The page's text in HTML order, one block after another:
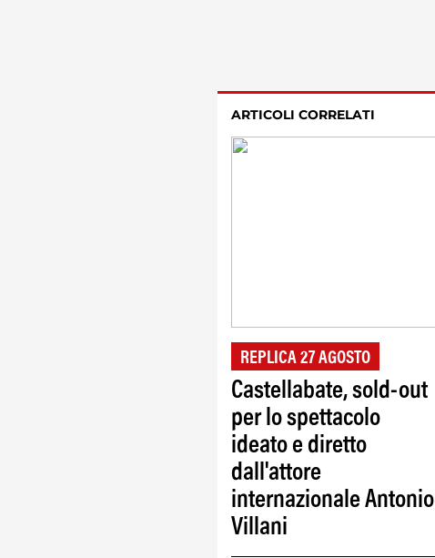
ARTICOLI CORRELATI
REPLICA 27 AGOSTO
Castellabate, sold-out
per lo spettacolo
ideato e diretto
dall'attore
internazionale Antonio
Villani